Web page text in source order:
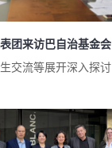
团来访巴自治基金会
交流等展开深入探讨